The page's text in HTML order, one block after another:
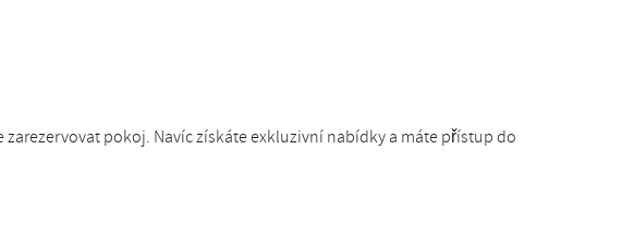
pokoj. Navíc získáte exkluzivní nabídky a máte přístup do